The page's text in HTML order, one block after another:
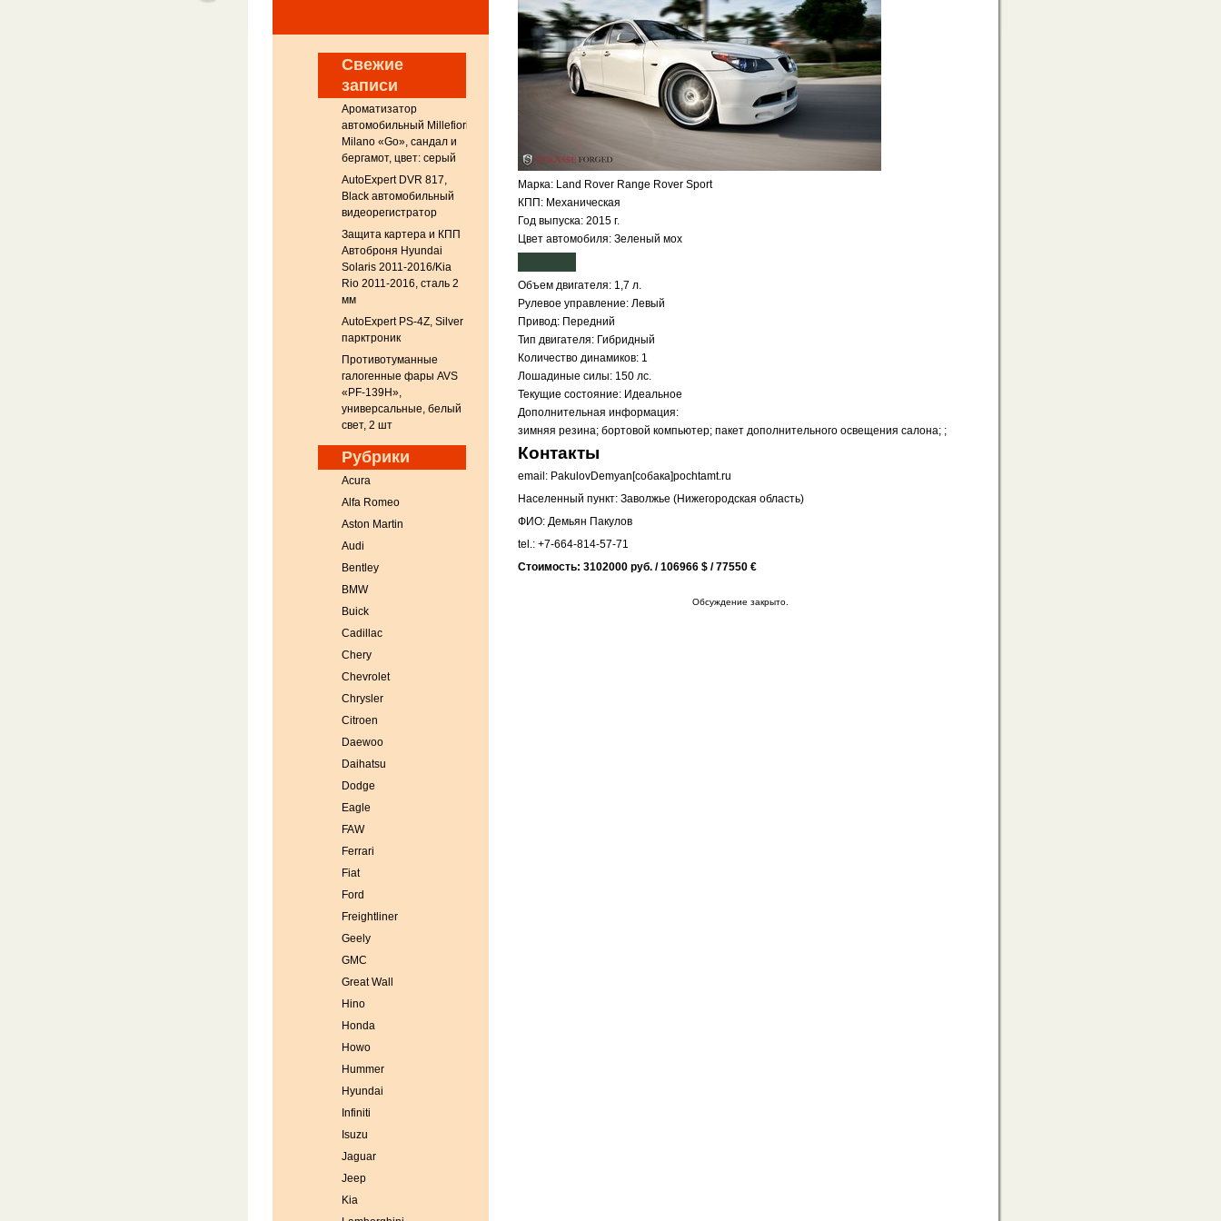
Свежие
записи
Ароматизатор
автомобильный Millefiori
Milano «Go», сандал и
бергамот, цвет: серый
AutoExpert DVR 817,
Black автомобильный
видеорегистратор
Защита картера и КПП
Автоброня Hyundai
Solaris 2011-2016/Kia
Rio 2011-2016, сталь 2
мм
AutoExpert PS-4Z, Silver
парктроник
Противотуманные
галогенные фары AVS
«PF-139H»,
универсальные, белый
свет, 2 шт
Рубрики
Acura
Alfa Romeo
Aston Martin
Audi
Bentley
BMW
Buick
Cadillac
Chery
Chevrolet
Chrysler
Citroen
Daewoo
Daihatsu
Dodge
Eagle
FAW
Ferrari
Fiat
Ford
Freightliner
Geely
GMC
Great Wall
Hino
Honda
Howo
Hummer
Hyundai
Infiniti
Isuzu
Jaguar
Jeep
Kia
Марка: Land Rover Range Rover Sport
КПП: Механическая
Год выпуска: 2015 г.
Цвет автомобиля: Зеленый мох
Объем двигателя: 1,7 л.
Рулевое управление: Левый
Привод: Передний
Тип двигателя: Гибридный
Количество динамиков: 1
Лошадиные силы: 150 лс.
Текущие состояние: Идеальное
Дополнительная информация:
зимняя резина; бортовой компьютер; пакет дополнительного освещения салона; ;
Контакты
email: PakulovDemyan[собака]pochtamt.ru
Населенный пункт: Заволжье (Нижегородская область)
ФИО: Демьян Пакулов
tel.: +7-664-814-57-71
Стоимость: 3102000 руб. / 106966 $ / 77550 €
Обсуждение закрыто.